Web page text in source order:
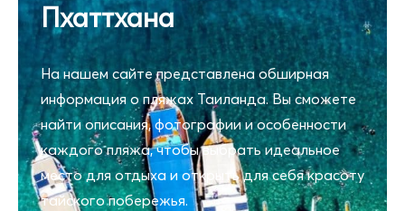
Пхаттхана
На нашем сайте представлена обширная
информация о пляжах Таиланда. Вы сможете
найти описания, фотографии и особенности
каждого пляжа, чтобы выбрать идеальное
место для отдыха и открыть для себя красоту
тайского побережья.